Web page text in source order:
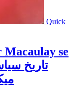
Quick
se